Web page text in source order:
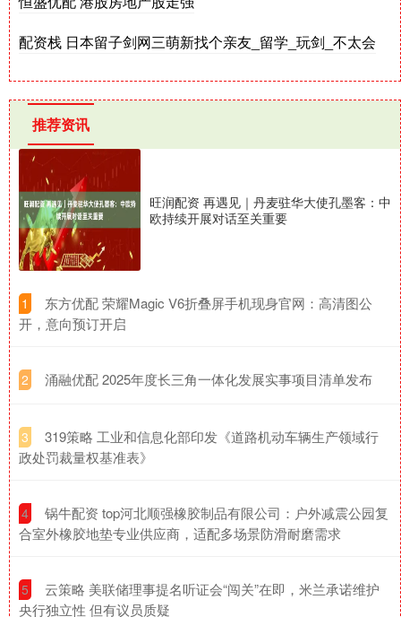
配资栈 日本留子剑网三萌新找个亲友_留学_玩剑_不太会
推荐资讯
旺润配资 再遇见｜丹麦驻华大使孔墨客：中
欧持续开展对话至关重要
1
​东方优配 荣耀Magic V6折叠屏手机现身官网：高清图公
开，意向预订开启
2 ​涌融优配 2025年度长三角一体化发展实事项目清单发布
3
​319策略 工业和信息化部印发《道路机动车辆生产领域行
政处罚裁量权基准表》
4
​锅牛配资 top河北顺强橡胶制品有限公司：户外减震公园复
合室外橡胶地垫专业供应商，适配多场景防滑耐磨需求
5
​云策略 美联储理事提名听证会“闯关”在即，米兰承诺维护
央行独立性 但有议员质疑